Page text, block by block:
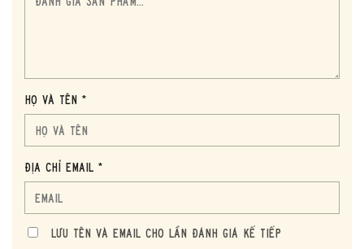
mạch – linh hồn của mỗi chai Whisky Single Malt – được lựa
chọn từ những cánh đồng tốt nhất tại Scotland.
Các thợ chưng cất tại Glengoyne không chỉ đơn thuần tìm kiếm
nguyên liệu mà họ chọn lựa kỹ lưỡng để đảm bảo rằng chỉ những
hạt lúa mạch tốt nhất, với độ ẩm và hương vị hoàn hảo mới được
sử dụng.
Bên cạnh đó, nguồn nước sử dụng trong quá trình sản xuất được
Họ và tên *
Địa chỉ Email *
Lưu Tên và Email cho lần đánh giá kế tiếp